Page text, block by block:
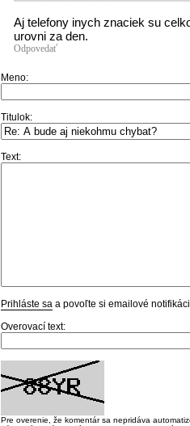
Aj telefony inych znaciek su
urovni za den.
Odpovedať
Meno:
Titulok:
Text:
Prihláste sa a povoľte si emailové
Overovací text:
Pre overenie, že komentár sa nepridáva